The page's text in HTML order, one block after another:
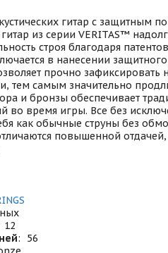
гитар с защитным
из серии VERITAS™
строя благодаря
в нанесении
прочно зафиксировать
тем самым значительно
и бронзы обеспечивает
во время игры. Все без
как обычные струны без
повышенной
12
:
56